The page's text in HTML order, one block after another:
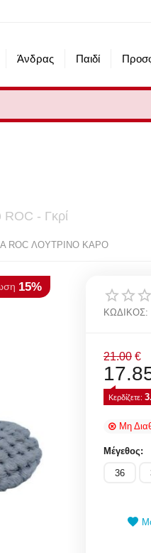
Άνδρας Παιδί
Οι
ROC - Γκρί
ROC ΛΟΥΤΡΙΝΟ ΚΑΡΟ
ΚΩΔΙΚΟΣ:
21.00 €
Κερδίζετε:
Μη
Μέγεθος:
36